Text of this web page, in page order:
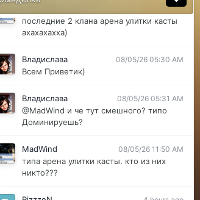
08/04/26 08:56 PM
последние 2 клана арена улитки касты
ахахахахха)
Владислава 08/05/26 05:30 AM
Всем Приветик)
Владислава 08/05/26 05:31 AM
@MadWind и че тут смешного? типо
Доминируешь?
MadWind 08/05/26 11:50 AM
типа арена улитки касты. кто из них
никто???
Powered by Invision Community